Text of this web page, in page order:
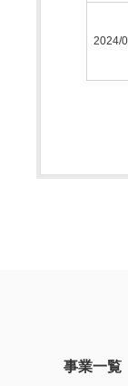
2024/
事業一覧